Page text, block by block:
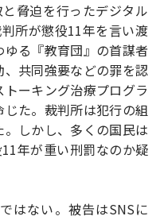
u
t
n
脅迫を行ったデジタル
所が懲役11年を言い渡
る『教育団』の首謀者
共同強要などの罪を認
ーキング治療プログラ
た。裁判所は犯行の組
しかし、多くの国民は
年が重い刑罰なのか疑
はない。被告はSNSに